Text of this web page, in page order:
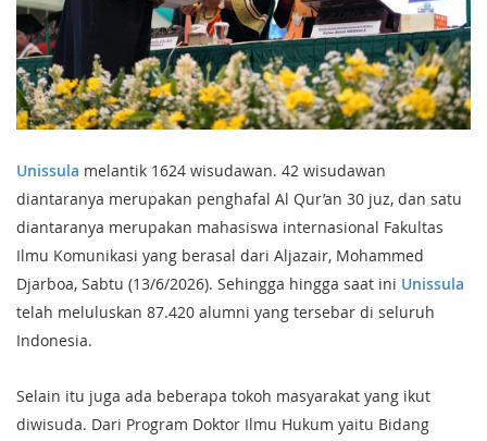
Unissula melantik 1624 wisudawan. 42 wisudawan
diantaranya merupakan penghafal Al Qur’an 30 juz, dan satu
diantaranya merupakan mahasiswa internasional Fakultas
Ilmu Komunikasi yang berasal dari Aljazair, Mohammed
Djarboa, Sabtu (13/6/2026). Sehingga hingga saat ini Unissula
telah meluluskan 87.420 alumni yang tersebar di seluruh
Indonesia.
Selain itu juga ada beberapa tokoh masyarakat yang ikut
diwisuda. Dari Program Doktor Ilmu Hukum yaitu Bidang